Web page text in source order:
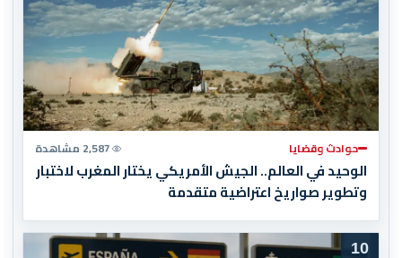
حوادث وقضايا 2,587 مشاهدة
الوحيد في العالم.. الجيش الأمريكي يختار المغرب لاختبار
وتطوير صواريخ اعتراضية متقدمة
10